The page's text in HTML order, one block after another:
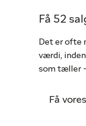
Få 52
Det er ofte
værdi,
som tæller -
Få